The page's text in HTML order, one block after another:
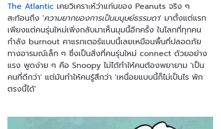
The Atlantic เคยวิเคราะห์ว่าแก่นของ Peanuts จริง ๆ
สะท้อนถึง 'ความยากของการเป็นมนุษย์ธรรมดา' มาตั้งแต่แรก
เพียงแต่คนรุ่นใหม่เพิ่งกลับมาเห็นมุมนี้อีกครั้ง ในโลกที่ทุกคน
กำลัง burnout คาแรกเตอร์แบบนี้เลยเหมือนพื้นที่ปลอดภัย
ทางอารมณ์เล็ก ๆ ซึ่งเป็นสิ่งที่คนรุ่นใหม่ connect ด้วยอย่าง
แรง พูดง่าย ๆ คือ Snoopy ไม่ได้ทำให้คนต้องพยายาม 'เป็น
คนที่ดีกว่า' แต่มันทำให้คนรู้สึกว่า 'เหนื่อยแบบนี้ก็ไม่เป็นไร พัก
ตรงนี้ได้'